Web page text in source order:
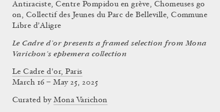
Le Cadre d’or presents a framed selection from Mona
Varichon’s ephemera collection
Le Cadre d'or, Paris
Antiraciste, Centre Pompidou en grève, Chomeuses go
on, Collectif des Jeunes du Parc de Belleville, Commune
Libre d’Aligre
March 16 – May 25, 2025
Curated byMona Varichon